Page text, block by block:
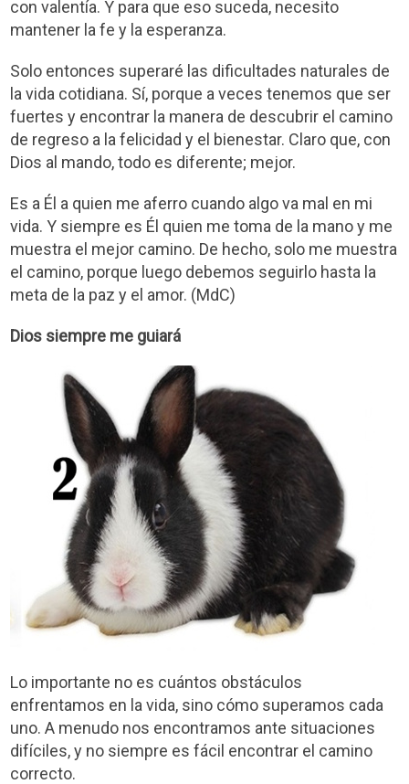
con valentía. Y para que eso suceda, necesito
mantener la fe y la esperanza.
Solo entonces superaré las dificultades naturales de
la vida cotidiana. Sí, porque a veces tenemos que ser
fuertes y encontrar la manera de descubrir el camino
de regreso a la felicidad y el bienestar. Claro que, con
Dios al mando, todo es diferente; mejor.
Es a Él a quien me aferro cuando algo va mal en mi
vida. Y siempre es Él quien me toma de la mano y me
muestra el mejor camino. De hecho, solo me muestra
el camino, porque luego debemos seguirlo hasta la
meta de la paz y el amor. (MdC)
Dios siempre me guiará
Lo importante no es cuántos obstáculos
enfrentamos en la vida, sino cómo superamos cada
uno. A menudo nos encontramos ante situaciones
difíciles, y no siempre es fácil encontrar el camino
correcto.